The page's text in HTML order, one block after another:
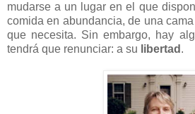
mudarse a un lugar en el que
comida en abundancia, de una
que necesita. Sin embargo, hay
tendrá que renunciar: a su libertad .